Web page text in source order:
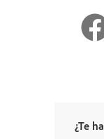
¿Te